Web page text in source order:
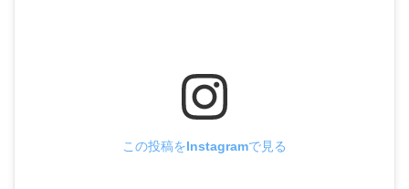
この投稿をInstagramで見る